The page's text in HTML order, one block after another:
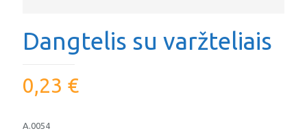
Dangtelis su varžteliais
0,23 €
A.0054